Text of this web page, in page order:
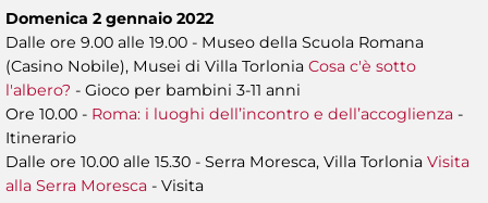
Domenica 2 gennaio 2022
Dalle ore 9.00 alle 19.00 - Museo della Scuola Romana
(Casino Nobile), Musei di Villa Torlonia Cosa c'è sotto
l'albero? - Gioco per bambini 3-11 anni
Ore 10.00 - Roma: i luoghi dell’incontro e dell’accoglienza -
Itinerario
Dalle ore 10.00 alle 15.30 - Serra Moresca, Villa Torlonia Visita
alla Serra Moresca - Visita